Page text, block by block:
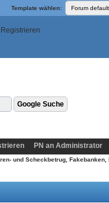
Template wählen:
Registrieren
PN an Administrator
und Scheckbetrug,